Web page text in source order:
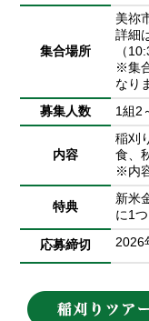
集合場所
美祢
詳細
（
※集
なり
募集人数
1組2
内容
稲刈
食、
※内
特典
新米
に1
応募締切 2026